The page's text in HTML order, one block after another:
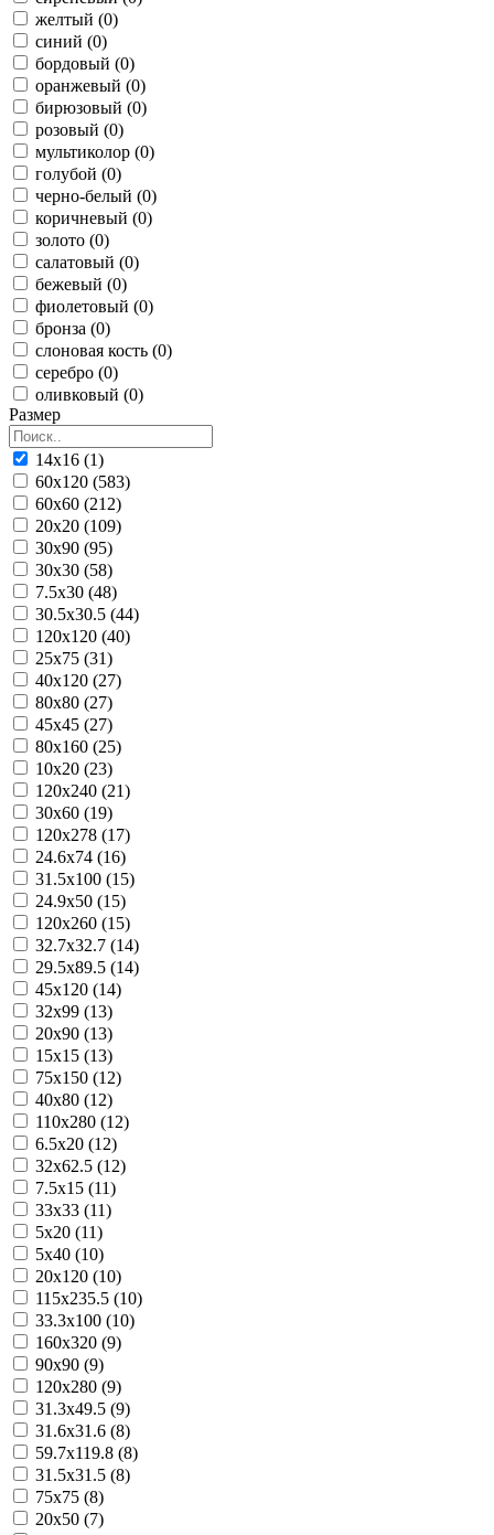
желтый (0)
синий (0)
бордовый (0)
оранжевый (0)
бирюзовый (0)
розовый (0)
мультиколор (0)
голубой (0)
черно-белый (0)
коричневый (0)
золото (0)
салатовый (0)
бежевый (0)
фиолетовый (0)
бронза (0)
слоновая кость (0)
серебро (0)
оливковый (0)
Размер
14x16 (1)
60x120 (583)
60x60 (212)
20x20 (109)
30x90 (95)
30x30 (58)
7.5x30 (48)
30.5x30.5 (44)
120x120 (40)
25x75 (31)
40x120 (27)
80x80 (27)
45x45 (27)
80x160 (25)
10x20 (23)
120x240 (21)
30x60 (19)
120x278 (17)
24.6x74 (16)
31.5x100 (15)
24.9x50 (15)
120x260 (15)
32.7x32.7 (14)
29.5x89.5 (14)
45x120 (14)
32x99 (13)
20x90 (13)
15x15 (13)
75x150 (12)
40x80 (12)
110x280 (12)
6.5x20 (12)
32x62.5 (12)
7.5x15 (11)
33x33 (11)
5x20 (11)
5x40 (10)
20x120 (10)
115x235.5 (10)
33.3x100 (10)
160x320 (9)
90x90 (9)
120x280 (9)
31.3x49.5 (9)
31.6x31.6 (8)
59.7x119.8 (8)
31.5x31.5 (8)
75x75 (8)
20x50 (7)